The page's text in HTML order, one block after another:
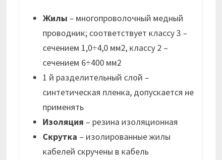
Жилы – многопроволочный медный
проводник; соответствует классу 3 –
сечением 1,0÷4,0 мм2, классу 2 –
сечением 6÷400 мм2
1 й разделительный слой –
синтетическая пленка, допускается не
применять
Изоляция – резина изоляционная
Скрутка – изолированные жилы
кабелей скручены в кабель